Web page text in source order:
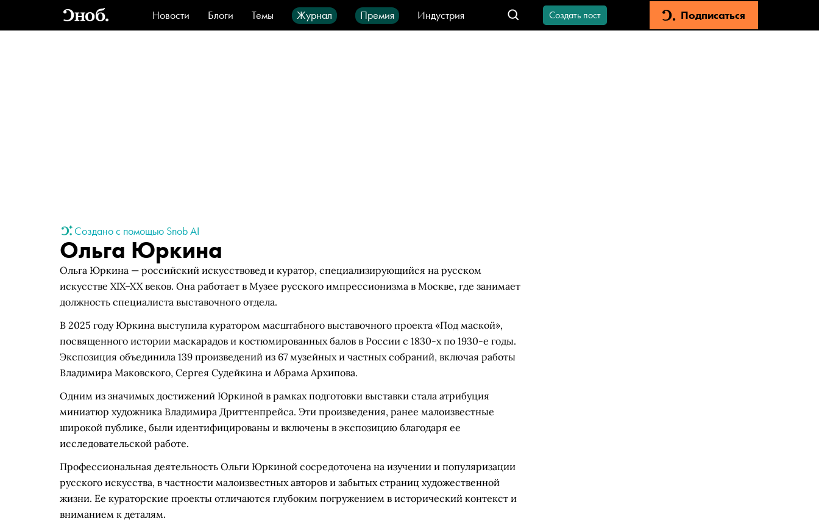
Новости Блоги Темы Журнал Премия
Индустрия
Стиль
Видео Город IT-продукты
Создать пост Подписаться
Создано с помощью Snob AI
Ольга Юркина
Ольга Юркина — российский искусствовед и куратор, специализирующийся на русском
искусстве XIX–XX веков. Она работает в Музее русского импрессионизма в Москве, где занимает
должность специалиста выставочного отдела.
В 2025 году Юркина выступила куратором масштабного выставочного проекта «Под маской»,
посвященного истории маскарадов и костюмированных балов в России с 1830-х по 1930-е годы.
Экспозиция объединила 139 произведений из 67 музейных и частных собраний, включая работы
Владимира Маковского, Сергея Судейкина и Абрама Архипова.
Одним из значимых достижений Юркиной в рамках подготовки выставки стала атрибуция
миниатюр художника Владимира Дриттенпрейса. Эти произведения, ранее малоизвестные
широкой публике, были идентифицированы и включены в экспозицию благодаря ее
исследовательской работе.
Профессиональная деятельность Ольги Юркиной сосредоточена на изучении и популяризации
русского искусства, в частности малоизвестных авторов и забытых страниц художественной
жизни. Ее кураторские проекты отличаются глубоким погружением в исторический контекст и
вниманием к деталям.